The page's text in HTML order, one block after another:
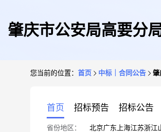
肇庆市公安局高要分
您当前的位置： 首页 中标｜合同公告 肇
首页 招标预告 招标公告
省份地区： 北京广东 上海江苏浙江